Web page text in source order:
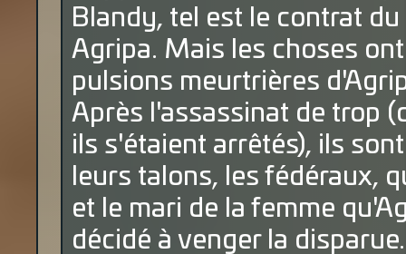
Blandy, tel est le contrat
Agripa. Mais les choses
pulsions meurtrières
Après l'assassinat de trop
ils s'étaient arrêtés), ils
leurs talons, les fédéraux,
et le mari de la femme
décidé à venger la